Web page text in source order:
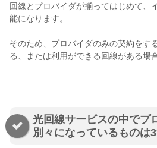
回線とプロバイダが揃ってはじめて、
能になります。
そのため、プロバイダのみの契約をす
る、または利用ができる回線がある場
光回線サービスの中でプ
別々になっているものは